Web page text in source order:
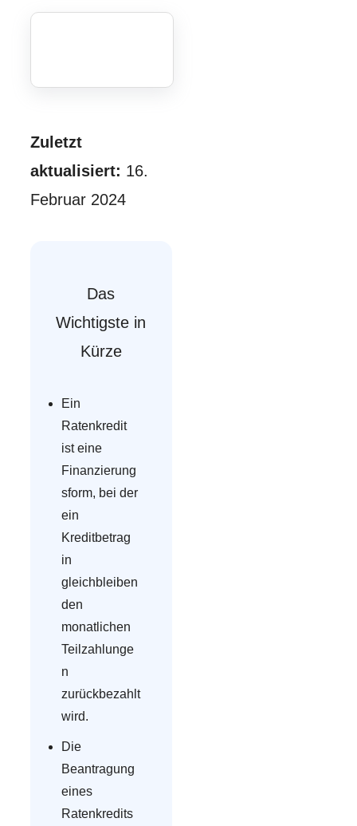
Zuletzt
aktualisiert: 16.
Februar 2024
Das
Wichtigste in
Kürze
Ein
Ratenkredit
ist eine
Finanzierung
sform, bei der
ein
Kreditbetrag
in
gleichbleiben
den
monatlichen
Teilzahlunge
n
zurückbezahlt
wird.
Die
Beantragung
eines
Ratenkredits